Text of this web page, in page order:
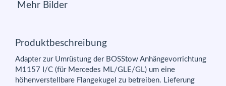
Mehr Bilder
Produktbeschreibung
Adapter zur Umrüstung der BOSStow Anhängevorrichtung
M1157 I/C (für Mercedes ML/GLE/GL) um eine
höhenverstellbare Flangekugel zu betreiben. Lieferung